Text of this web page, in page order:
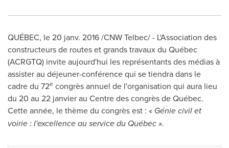
QUÉBEC, le 20 janv. 2016 /CNW Telbec/ - L'Association des
constructeurs de routes et grands travaux du Québec
(ACRGTQ) invite aujourd'hui les représentants des médias à
assister au déjeuner-conférence qui se tiendra dans le
cadre du 72e congrès annuel de l'organisation qui aura lieu
du 20 au 22 janvier au Centre des congrès de Québec.
Cette année, le thème du congrès est : « Génie civil et
voirie : l'excellence au service du Québec ».